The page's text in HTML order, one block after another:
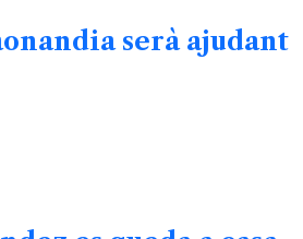
serà ajudant